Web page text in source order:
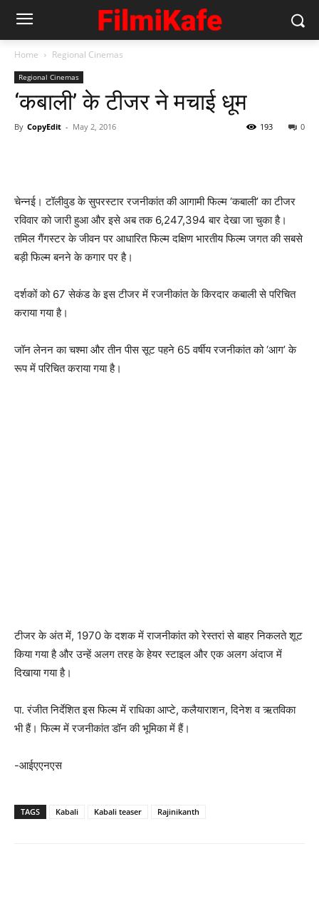
Home Regional Cinemas
Regional Cinemas
‘कबाली’ के टीजर ने मचाई धूम
By CopyEdit - May 2, 2016 0
193
चेन्नई। टॉलीवुड के सुपरस्टार रजनीकांत की आगामी फिल्म ‘कबाली’ का टीजर
रविवार को जारी हुआ और इसे अब तक 6,247,394 बार देखा जा चुका है।
तमिल गैंगस्टर के जीवन पर आधारित फिल्म दक्षिण भारतीय फिल्म जगत की सबसे
बड़ी फिल्म बनने के कगार पर है।
दर्शकों को 67 सेकंड के इस टीजर में रजनीकांत के किरदार कबाली से परिचित
कराया गया है।
जॉन लेनन का चश्मा और तीन पीस सूट पहने 65 वर्षीय रजनीकांत को ‘आग’ के
रूप में परिचित कराया गया है।
टीजर के अंत में, 1970 के दशक में राजनीकांत को रेस्तरां से बाहर निकलते शूट
किया गया है और उन्हें अलग तरह के हेयर स्टाइल और एक अलग अंदाज में
दिखाया गया है।
पा. रंजीत निर्देशित इस फिल्म में राधिका आप्टे, कलैयाराशन, दिनेश व ऋतविका
भी हैं। फिल्म में रजनीकांत डॉन की भूमिका में हैं।
-आईएएनएस
TAGS Kabali Kabali teaser Rajinikanth